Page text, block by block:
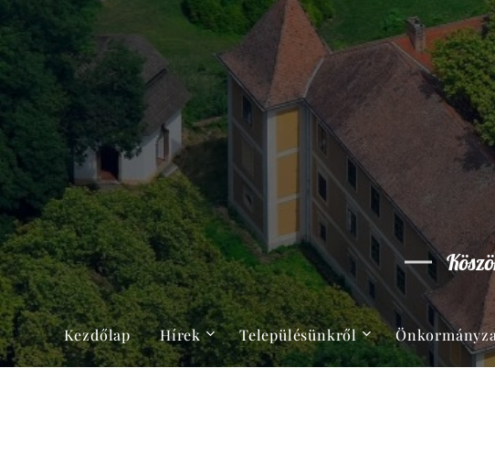
Kezdőlap Hírek Településünkről